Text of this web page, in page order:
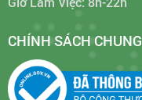
CHÍNH SÁCH CHUNG